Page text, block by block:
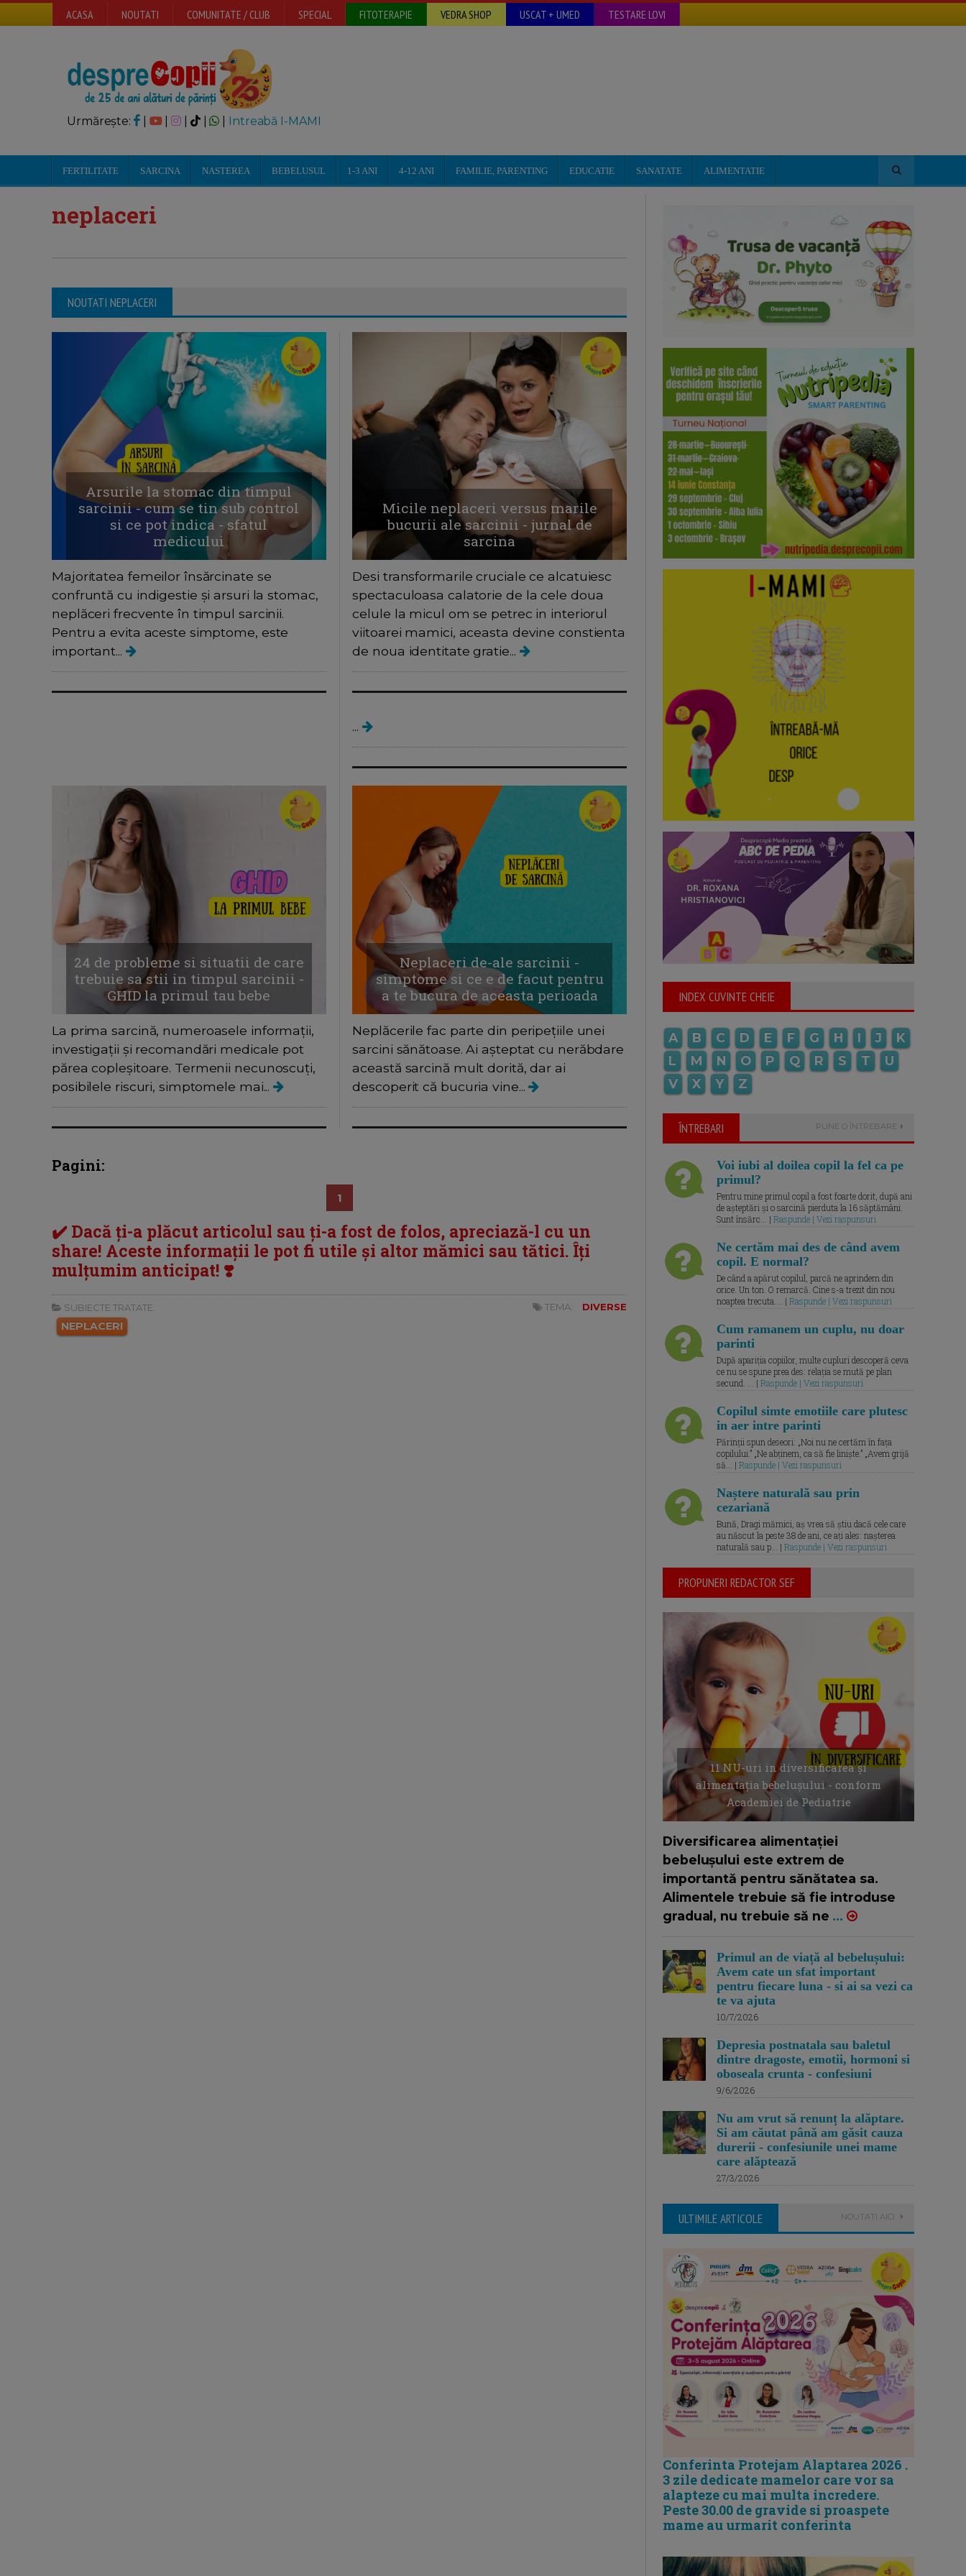
ACASA NOUTATI COMUNITATE / CLUB SPECIAL FITOTERAPIE VEDRA SHOP USCAT + UMED TESTARE LOVI
Urmărește: | | Intreabă I-MAMI
FERTILITATE SARCINA NASTEREA BEBELUSUL 1-3 ANI 4-12 ANI FAMILIE, PARENTING EDUCATIE SANATATE ALIMENTATIE
neplaceri
NOUTATI NEPLACERI
Arsurile la stomac din timpul
sarcinii - cum se tin sub control
si ce pot indica - sfatul
medicului
Majoritatea femeilor însărcinate se
confruntă cu indigestie și arsuri la stomac,
neplăceri frecvente în timpul sarcinii.
Pentru a evita aceste simptome, este
important...
Micile neplaceri versus marile
bucurii ale sarcinii - jurnal de
sarcina
Desi transformarile cruciale ce alcatuiesc
spectaculoasa calatorie de la cele doua
celule la micul om se petrec in interiorul
viitoarei mamici, aceasta devine constienta
de noua identitate gratie...
Neplaceri de sarcina
...
24 de probleme si situatii de care
trebuie sa stii in timpul sarcinii -
GHID la primul tau bebe
La prima sarcină, numeroasele informații,
investigații și recomandări medicale pot
părea copleșitoare. Termenii necunoscuți,
posibilele riscuri, simptomele mai...
Neplaceri de-ale sarcinii -
simptome si ce e de facut pentru
a te bucura de aceasta perioada
Neplăcerile fac parte din peripețiile unei
sarcini sănătoase. Ai așteptat cu nerăbdare
această sarcină mult dorită, dar ai
descoperit că bucuria vine...
Pagini:
1
✔️ Dacă ți-a plăcut articolul sau ți-a fost de folos, apreciază-l cu un
share! Aceste informații le pot fi utile și altor mămici sau tătici. Îți
mulțumim anticipat! ❣️
SUBIECTE TRATATE:
NEPLACERI
TEMA: DIVERSE
INDEX CUVINTE CHEIE
A B C D E F G H I J
K
L
M N O P Q R S T
U
V
X Y Z
ÎNTREBARI PUNE O ÎNTREBARE
Voi iubi al doilea copil la fel ca pe
primul?
Pentru mine primul copil a fost foarte dorit, după ani
de așteptări și o sarcină pierduta la 16 săptămâni.
Sunt însărc... | Raspunde | Vezi raspunsuri
Ne certăm mai des de când avem
copil. E normal?
De când a apărut copilul, parcă ne aprindem din
orice. Un ton. O remarcă. Cine s-a trezit din nou
noaptea trecuta.... | Raspunde | Vezi raspunsuri
Cum ramanem un cuplu, nu doar
parinti
După apariția copiilor, multe cupluri descoperă ceva
ce nu se spune prea des: relația se mută pe plan
secund. ... | Raspunde | Vezi raspunsuri
Copilul simte emotiile care plutesc
in aer intre parinti
Părinții spun deseori: „Noi nu ne certăm în fața
copilului.” „Ne abținem, ca să fie liniște.” „Avem grijă
să... | Raspunde | Vezi raspunsuri
Naștere naturală sau prin
cezariană
Bună, Dragi mămici, aș vrea să știu dacă cele care
au născut la peste 38 de ani, ce ați ales: nașterea
naturală sau p... | Raspunde | Vezi raspunsuri
PROPUNERI REDACTOR SEF
11 NU-uri in diversificarea și
alimentația bebelușului - conform
Academiei de Pediatrie
Diversificarea alimentației
bebelușului este extrem de
importantă pentru sănătatea sa.
Alimentele trebuie să fie introduse
gradual, nu trebuie să ne ...
Primul an de viață al bebelușului:
Avem cate un sfat important
pentru fiecare luna - si ai sa vezi ca
te va ajuta
10/7/2026
Depresia postnatala sau baletul
dintre dragoste, emotii, hormoni si
oboseala crunta - confesiuni
9/6/2026
Nu am vrut să renunț la alăptare.
Si am căutat până am găsit cauza
durerii - confesiunile unei mame
care alăptează
27/3/2026
ULTIMILE ARTICOLE NOUTATI AICI
Conferinta Protejam Alaptarea 2026 .
3 zile dedicate mamelor care vor sa
alapteze cu mai multa incredere.
Peste 30.00 de gravide si proaspete
mame au urmarit conferinta